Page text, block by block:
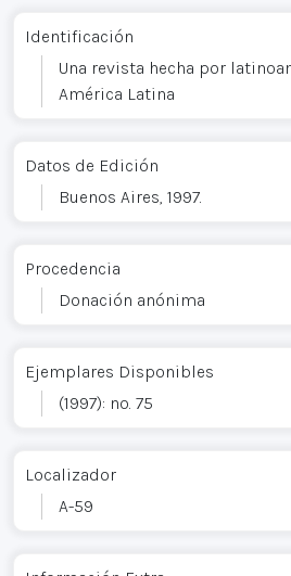
Identificación
Una revista hecha por
América Latina
Datos de Edición
Buenos Aires, 1997.
Procedencia
Donación anónima
Ejemplares Disponibles
(1997): no. 75
Localizador
A-59